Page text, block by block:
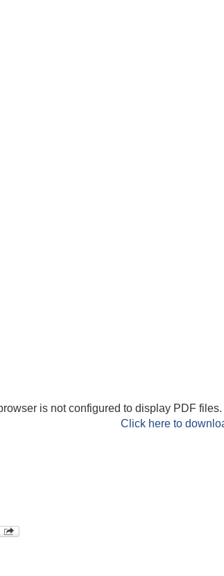
is not configured to display PDF files.
Click here to